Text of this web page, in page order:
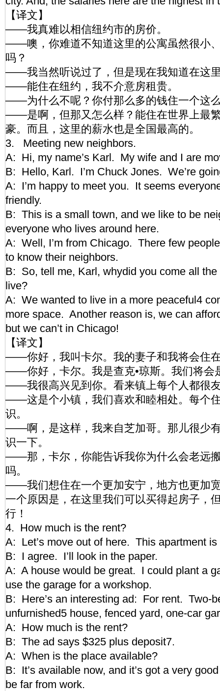
【译文】
——我真难以相信纽约市的房价。
——噢，你难道不知道这里的公寓虽然很小
吗？
——我当然听说过了，但是现在我知道在这
——能住在纽约，我不介意房租贵。
——为什么不呢？你付那么多的钱住一个这
——是啊，但那又怎么样？能住在世界上最
豪。而且，这里的薪水也是全国最高的。
3. Meeting new neighbors.
A: Hi, my name’s Karl. My wife and I are
B: Hello, Karl. I’m Chuck Jones. We’re
A: I’m happy to meet you. It seems
friendly.
B: This is a small town, and we like to be
everyone who lives around here.
A: Well, I’m from Chicago. There few
to know their neighbors.
B: So, tell me, Karl, whydid you come all
live?
A: We wanted to live in a more peaceful4
more space. Another reason is, we can
but we can’t in Chicago!
【译文】
——你好，我叫卡尔。我的妻子和我将会住
——你好，卡尔。我是查克•琼斯。我们将会
——我很高兴见到你。看来镇上每个人都很
——这是个小镇，我们喜欢和睦相处。每个
识。
——啊，是这样，我来自芝加哥。那儿很少
识一下。
——那，卡尔，你能告诉我你为什么会老远
吗。
——我们想住在一个更加安宁，地方也更加
一个原因是，在这里我们可以买得起房子，
行！
4. How much is the rent?
A: Let’s move out of here. This apartment
B: I agree. I’ll look in the paper.
A: A house would be great. I could plant a
use the garage for a workshop.
B: Here’s an interesting ad: For rent. Two-
unfurnished5 house, fenced yard, one-car
A: How much is the rent?
B: The ad says $325 plus deposit7.
A: When is the place available?
B: It’s available now, and it’s got a very
be far from work.